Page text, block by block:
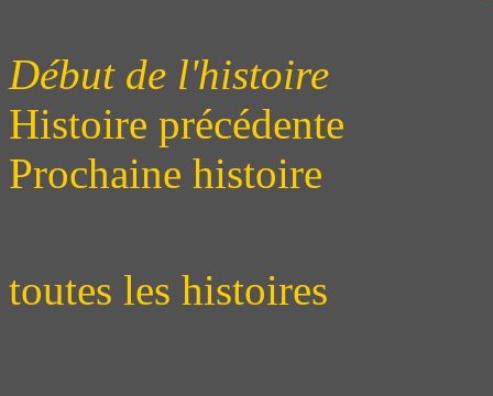
Début de l'histoire
Histoire précédente
Prochaine histoire
toutes les histoires